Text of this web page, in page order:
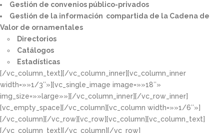
Gestión de convenios público-privados​
Gestión de la información compartida de la Cadena de
Valor de ornamentales​
Directorios​
Catálogos​
Estadísticas
[/vc_column_text][/vc_column_inner][vc_column_inner
width=»»1/3″»][vc_single_image image=»»18″»
img_size=»»large»»][/vc_column_inner][/vc_row_inner]
[vc_empty_space][/vc_column][vc_column width=»»1/6″»]
[/vc_column][/vc_row][vc_row][vc_column][vc_column_text]
[/vc_column_text][/vc_column][/vc_row]